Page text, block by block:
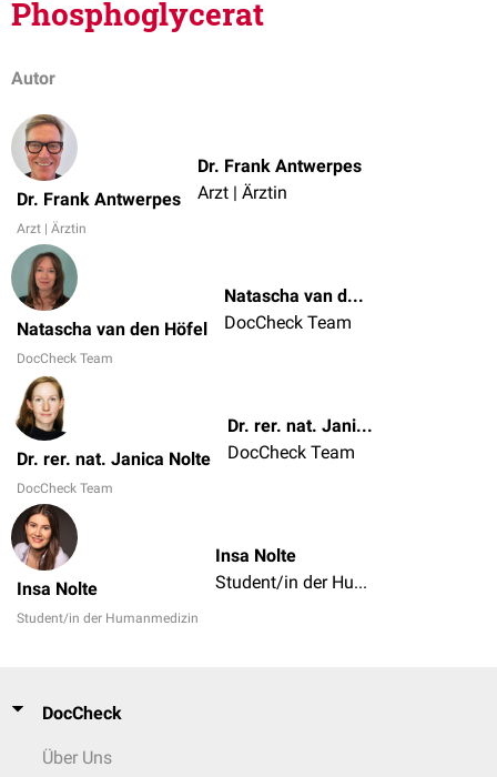
Phosphoglycerat
Autor
Dr. Frank Antwerpes
Arzt | Ärztin
Dr. Frank Antwerpes
Arzt | Ärztin
Natascha van den Höfel
DocCheck Team
Natascha van den Höfel
DocCheck Team
Dr. rer. nat. Janica Nolte
DocCheck Team
Dr. rer. nat. Janica Nolte
DocCheck Team
Insa Nolte
Student/in der Humanmedizin
Insa Nolte
Student/in der Humanmedizin
DocCheck
Über Uns